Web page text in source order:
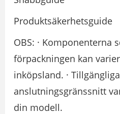
Produktsäkerhetsguide
OBS: · Komponenterna
förpackningen kan
inköpsland. · Tillgängliga
anslutningsgränssnitt
din modell.